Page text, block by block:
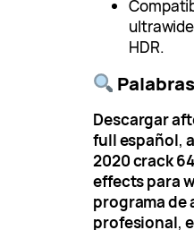
HDR.
Descargar
full español,
2020 crack
effects para
programa de
profesional,